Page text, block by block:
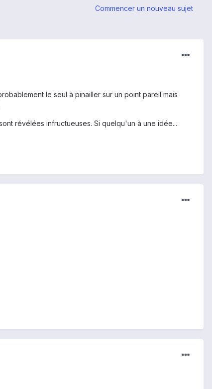
Commencer un nouveau sujet
le seul à pinailler sur un point pareil mais
révélées infructueuses. Si quelqu'un à une idée...